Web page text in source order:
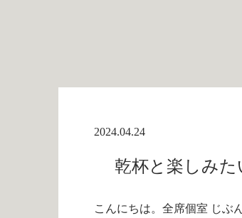
2024.04.24
乾杯と楽しみた
こんにちは。全席個室 じぶ